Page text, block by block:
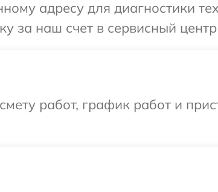
адресу для диагностики
за наш счет в сервисный
работ, график работ и